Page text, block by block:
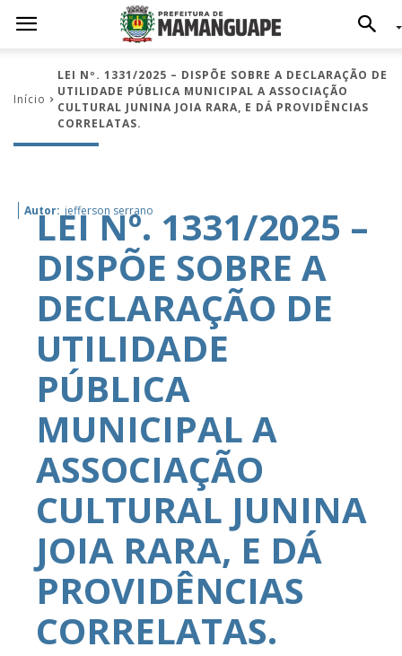
Início
LEI Nº. 1331/2025 – DISPÕE SOBRE A DECLARAÇÃO DE
UTILIDADE PÚBLICA MUNICIPAL A ASSOCIAÇÃO
CULTURAL JUNINA JOIA RARA, E DÁ PROVIDÊNCIAS
CORRELATAS.
Autor: jefferson serrano
LEI Nº. 1331/2025 –
DISPÕE SOBRE A
DECLARAÇÃO DE
UTILIDADE
PÚBLICA
MUNICIPAL A
ASSOCIAÇÃO
CULTURAL JUNINA
JOIA RARA, E DÁ
PROVIDÊNCIAS
CORRELATAS.